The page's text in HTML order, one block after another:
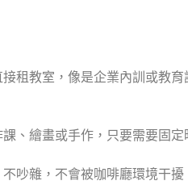
租教室，像是企業內訓或教
、繪畫或手作，只要需要固
吵雜，不會被咖啡廳環境干